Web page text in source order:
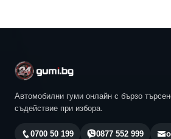
Автомобилни гуми онлайн с бързо
съдействие при избора.
0700 50 199 0877 552 999